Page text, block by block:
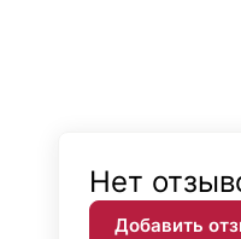
Нет
Добавить